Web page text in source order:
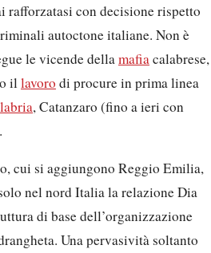
rafforzatasi con decisione rispetto
autoctone italiane. Non è
le vicende dellamafiacalabrese,
illavoro di procure in prima linea
, Catanzaro (fino a ieri con
cui si aggiungono Reggio Emilia,
nel nord Italia la relazione Dia
di base dell’organizzazione
Una pervasività soltanto